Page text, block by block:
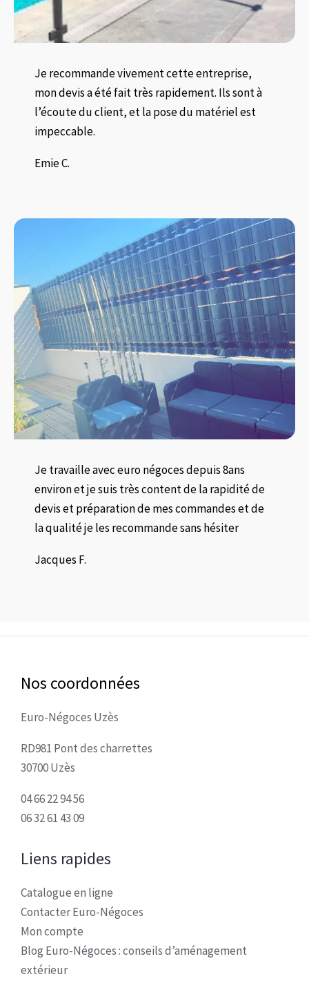
Je recommande vivement cette entreprise,
mon devis a été fait très rapidement. Ils sont à
l’écoute du client, et la pose du matériel est
impeccable.
Emie C.
Je travaille avec euro négoces depuis 8ans
environ et je suis très content de la rapidité de
devis et préparation de mes commandes et de
la qualité je les recommande sans hésiter
Jacques F.
Nos coordonnées
Euro-Négoces Uzès
RD981 Pont des charrettes
30700 Uzès
04 66 22 94 56
06 32 61 43 09
Liens rapides
Catalogue en ligne
Contacter Euro-Négoces
Mon compte
Blog Euro-Négoces : conseils d’aménagement
extérieur